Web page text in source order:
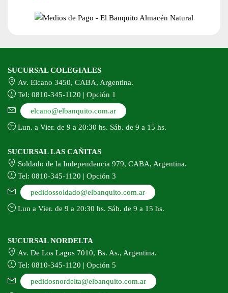
SUCURSAL COLEGIALES
Av. Elcano 3450, CABA, Argentina.
Tel: 0810-345-1120 | Opción 1
elcano@elbanquito.com.ar
Lun. a Vier. de 9 a 20:30 hs. Sáb. de 9 a 15 hs.
SUCURSAL LAS CAÑITAS
Soldado de la Independencia 979, CABA, Argentina.
Tel: 0810-345-1120 | Opción 3
pedidossoldado@elbanquito.com.ar
Lun a Vier. de 9 a 20:30 hs. Sáb. de 9 a 15 hs.
SUCURSAL NORDELTA
Av. De Los Lagos 7010, Bs. As., Argentina.
Tel: 0810-345-1120 | Opción 5
pedidosnordelta@elbanquito.com.ar